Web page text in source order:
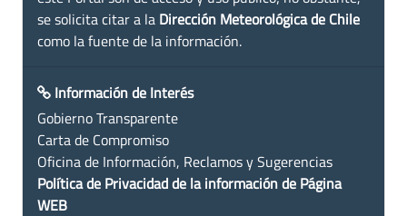
se solicita citar a la Dirección Meteorológica de Chile
como la fuente de la información.
Información de Interés
Gobierno Transparente
Carta de Compromiso
Oficina de Información, Reclamos y Sugerencias
Política de Privacidad de la información de Página
WEB